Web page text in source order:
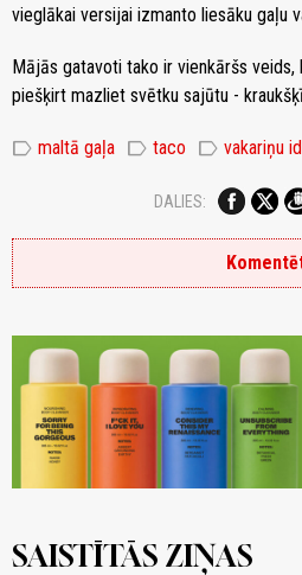
vieglākai versijai izmanto liesāku gaļu
Mājās gatavoti tako ir vienkāršs veids,
piešķirt mazliet svētku sajūtu -
label maltā gaļa label taco label vakariņu
DALIES:
SAISTĪTĀS ZIŅAS